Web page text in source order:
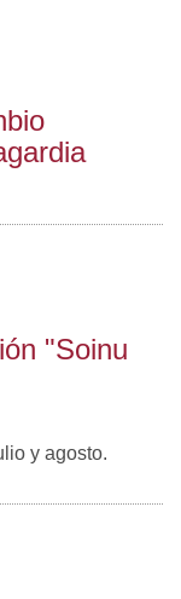
"Soinu
y agosto.